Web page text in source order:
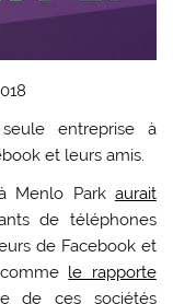
entreprise à
et leurs amis.
Menlo Park aurait
de téléphones
de Facebook et
le rapporte
de ces sociétés